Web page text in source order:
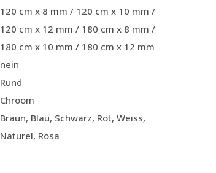
120 cm x 8 mm / 120 cm x 10 mm /
120 cm x 12 mm / 180 cm x 8 mm /
180 cm x 10 mm / 180 cm x 12 mm
nein
Rund
Chroom
Braun, Blau, Schwarz, Rot, Weiss,
Naturel, Rosa